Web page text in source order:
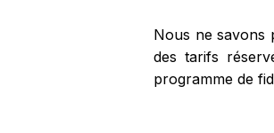
Nous ne savons
des tarifs
programme de